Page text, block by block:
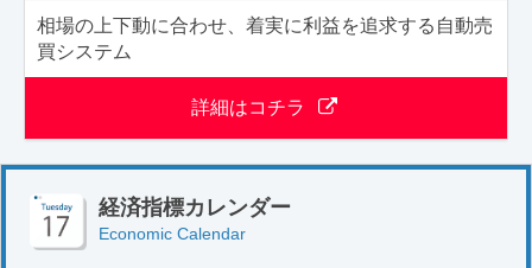
相場の上下動に合わせ、着実に利益を追求する自動売
買システム
詳細はコチラ
経済指標カレンダー
Economic Calendar